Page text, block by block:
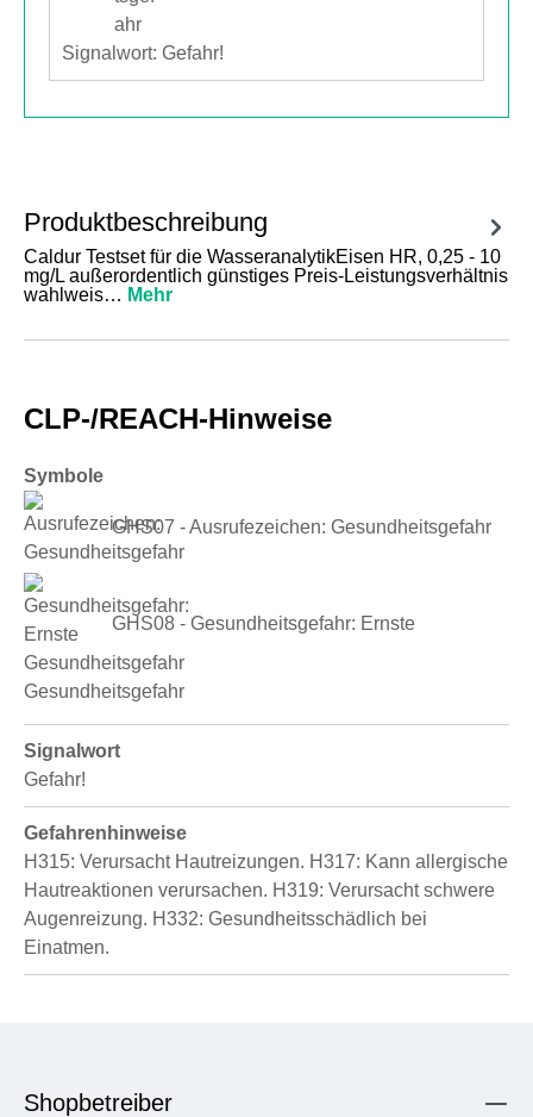
Signalwort: Gefahr!
Produktbeschreibung
Caldur Testset für die WasseranalytikEisen HR, 0,25 - 10
mg/L außerordentlich günstiges Preis-Leistungsverhältnis
wahlweis… Mehr
CLP-/REACH-Hinweise
Symbole
GHS07 - Ausrufezeichen: Gesundheitsgefahr
GHS08 - Gesundheitsgefahr: Ernste
Gesundheitsgefahr
Signalwort
Gefahr!
Gefahrenhinweise
H315: Verursacht Hautreizungen. H317: Kann allergische
Hautreaktionen verursachen. H319: Verursacht schwere
Augenreizung. H332: Gesundheitsschädlich bei
Einatmen.
Shopbetreiber